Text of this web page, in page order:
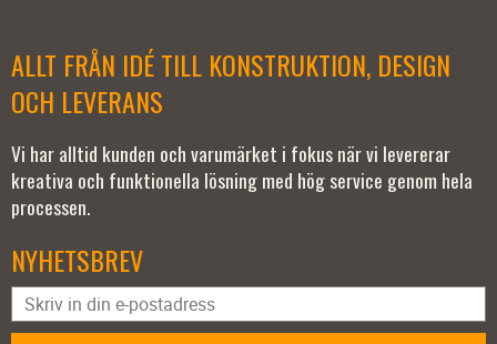
ALLT FRÅN IDÉ TILL KONSTRUKTION, DESIGN
OCH LEVERANS
Vi har alltid kunden och varumärket i fokus när vi levererar
kreativa och funktionella lösning med hög service genom hela
processen.
NYHETSBREV